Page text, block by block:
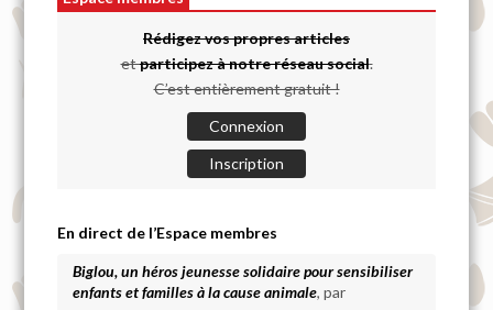
Rédigez vos propres articles
etparticipez à notre réseau social.
C’est entièrement gratuit !
Connexion
Inscription
En direct de l’Espace membres
Biglou, un héros jeunesse solidaire pour sensibiliser
enfants et familles à la cause animale, par